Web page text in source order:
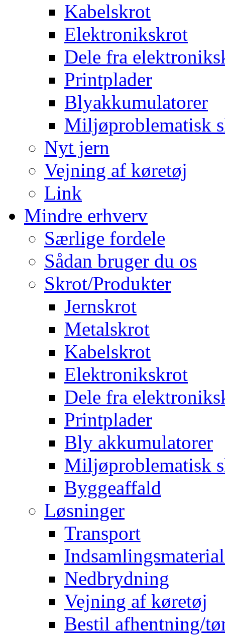
Kabelskrot
Elektronikskrot
Dele fra
Printplader
Blyakkumulatorer
Miljøproblematisk
Nyt jern
Vejning af køretøj
Link
Mindre erhverv
Særlige fordele
Sådan bruger du os
Skrot/Produkter
Jernskrot
Metalskrot
Kabelskrot
Elektronikskrot
Dele fra
Printplader
Bly akkumulatorer
Miljøproblematisk
Byggeaffald
Løsninger
Transport
Nedbrydning
Vejning af køretøj
Bestil afhentning/